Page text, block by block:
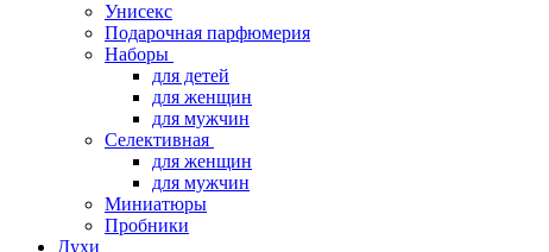
Унисекс
Подарочная парфюмерия
Наборы
для детей
для женщин
для мужчин
Селективная
для женщин
для мужчин
Миниатюры
Пробники
Духи